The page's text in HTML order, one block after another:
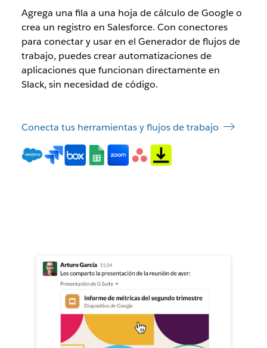
Agrega una fila a una hoja de cálculo de Google o
crea un registro en Salesforce. Con conectores
para conectar y usar en el Generador de flujos de
trabajo, puedes crear automatizaciones de
aplicaciones que funcionan directamente en
Slack, sin necesidad de código.
Conecta tus herramientas y flujos de trabajo